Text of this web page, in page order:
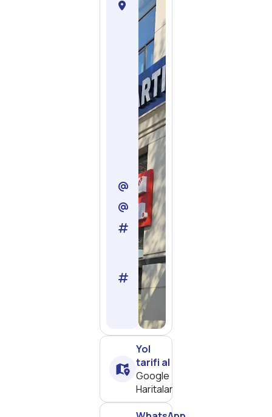
Evliya
Çelebi
Mah.
Sahil
Bulv.
Elexia
C-Blok
No:6/3
İKN:175,
34944
Tuzla/
İstanbul
Vergi
Dairesi
Tuzla
Vergi
Numarası
6121807422
Yol
tarifi al
Google
Haritalar